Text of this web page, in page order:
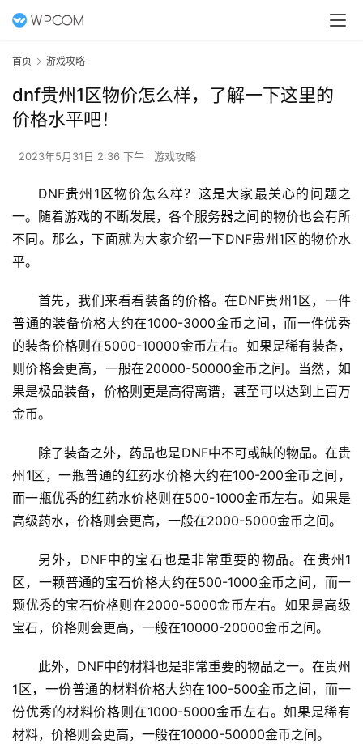
首页 游戏攻略
dnf贵州1区物价怎么样，了解一下这里的
价格水平吧！
2023年5月31日 2:36 下午 游戏攻略
DNF贵州1区物价怎么样？这是大家最关心的问题之
一。随着游戏的不断发展，各个服务器之间的物价也会有所
不同。那么，下面就为大家介绍一下DNF贵州1区的物价水
平。
首先，我们来看看装备的价格。在DNF贵州1区，一件
普通的装备价格大约在1000-3000金币之间，而一件优秀
的装备价格则在5000-10000金币左右。如果是稀有装备，
则价格会更高，一般在20000-50000金币之间。当然，如
果是极品装备，价格则更是高得离谱，甚至可以达到上百万
金币。
除了装备之外，药品也是DNF中不可或缺的物品。在贵
州1区，一瓶普通的红药水价格大约在100-200金币之间，
而一瓶优秀的红药水价格则在500-1000金币左右。如果是
高级药水，价格则会更高，一般在2000-5000金币之间。
另外，DNF中的宝石也是非常重要的物品。在贵州1
区，一颗普通的宝石价格大约在500-1000金币之间，而一
颗优秀的宝石价格则在2000-5000金币左右。如果是高级
宝石，价格则会更高，一般在10000-20000金币之间。
此外，DNF中的材料也是非常重要的物品之一。在贵州
1区，一份普通的材料价格大约在100-500金币之间，而一
份优秀的材料价格则在1000-5000金币左右。如果是稀有
材料，价格则会更高，一般在10000-50000金币之间。